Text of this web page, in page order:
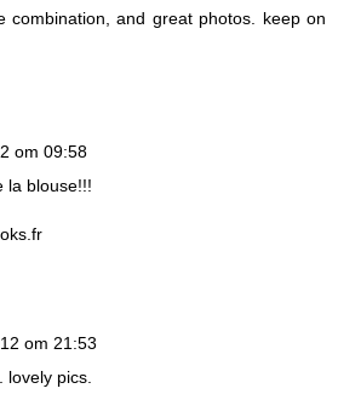
combination, and great photos. keep on
om 09:58
la blouse!!!
om 21:53
lovely pics.